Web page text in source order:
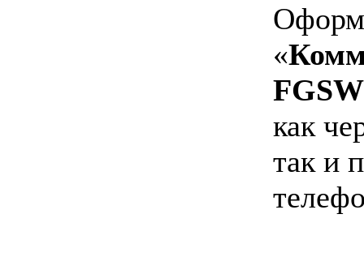
«
как
так и